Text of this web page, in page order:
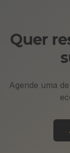
Quer
Agende uma